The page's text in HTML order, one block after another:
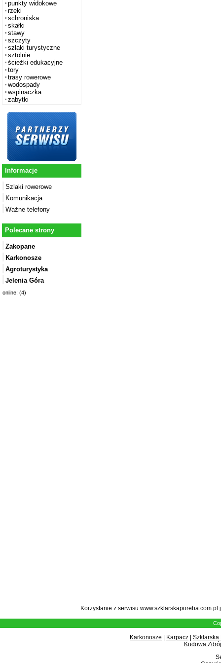
punkty widokowe
rzeki
schroniska
skałki
stawy
szczyty
szlaki turystyczne
sztolnie
ścieżki edukacyjne
tory
trasy rowerowe
wodospady
wspinaczka
zabytki
Informacje
Szlaki rowerowe
Komunikacja
Ważne telefony
Polecane strony
Zakopane
Karkonosze
Agroturystyka
Jelenia Góra
online: (4)
Korzystanie z serwisu
Karkonosze Karpacz
Szklarska
Kudowa